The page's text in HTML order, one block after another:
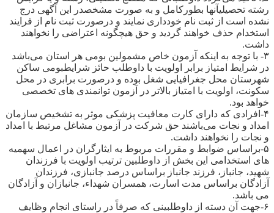
رشته تحصیلیآنها بطورکامل و به صورت مشخصدر این آگهی درج
نشده است از ثبت نام خودداری نمایند و درصورت ثبت نام از فرایند
استخدام حذف خواهند گردید و حق هیچگونه اعتراضی را نخواهند
داشت.
۳- با توجه به اینکه آزمون خاص مشمولین بومی هر استان می‌باشد
در شرایط امتیاز برابر اولویت با داوطلب حائز شرایطبومی ساکن
شهرستان محل جغرافیایی شغل بوده و درصورت برابری در محل
سکونت، اولویت با امتیاز بالاتر در آزمون توانمندی های تخصصی
خواهد بود.
۴-افرادی که دارای کارت معافیت پزشکی موثر به تشخیص سازمان
امداد و نجات می‌باشند حق شرکت در آزمون مشاغل مرتبط با امداد
و نجات را نخواهند داشت.
۵-براساس ضوابط و مقررات مربوط به ایثارگران در اعمال سهمیه
های استخدامی این بخش از داوطلبین ترتیب اولویت با فرزندان
شهید، جانباز، فرزند جانباز براساس درصد جانبازی، فرزندان
آزادگان براساس مدت اسارت، همسران شهداء، جانبازان و آزادگان
می باشد.
۶-جهت آن دسته از داوطلبینی که صرفاً در راستای انجام وظایف